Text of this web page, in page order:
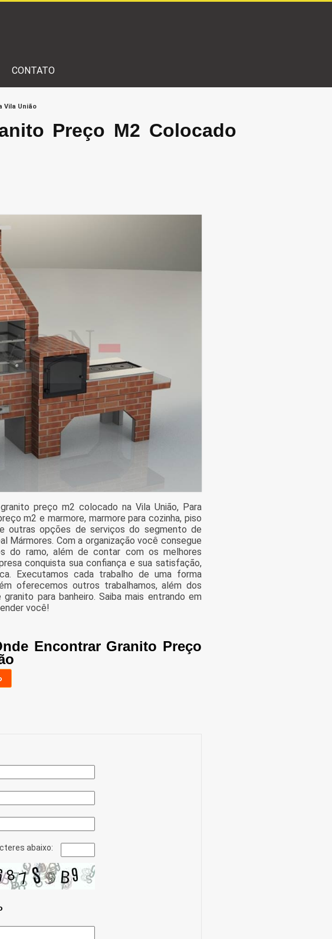
CONTATO
Vila União
Preço M2 Colocado
preço m2 colocado na Vila União, Para
m2 e marmore, marmore para cozinha, piso
outras opções de serviços do segmento de
Mármores. Com a organização você consegue
do ramo, além de contar com os melhores
conquista sua confiança e sua satisfação,
Executamos cada trabalho de uma forma
oferecemos outros trabalhamos, além dos
para banheiro. Saiba mais entrando em
você!
Encontrar Granito Preço
abaixo: